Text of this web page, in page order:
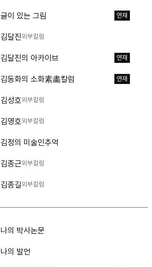
글이 있는 그림 연재
김달진외부칼럼
김달진의 아카이브 연재
김동화의 소화素畵칼럼 연재
김성호외부칼럼
김영호외부칼럼
김정의 미술인추억
김종근외부칼럼
김종길외부칼럼
나의 박사논문
나의 발언